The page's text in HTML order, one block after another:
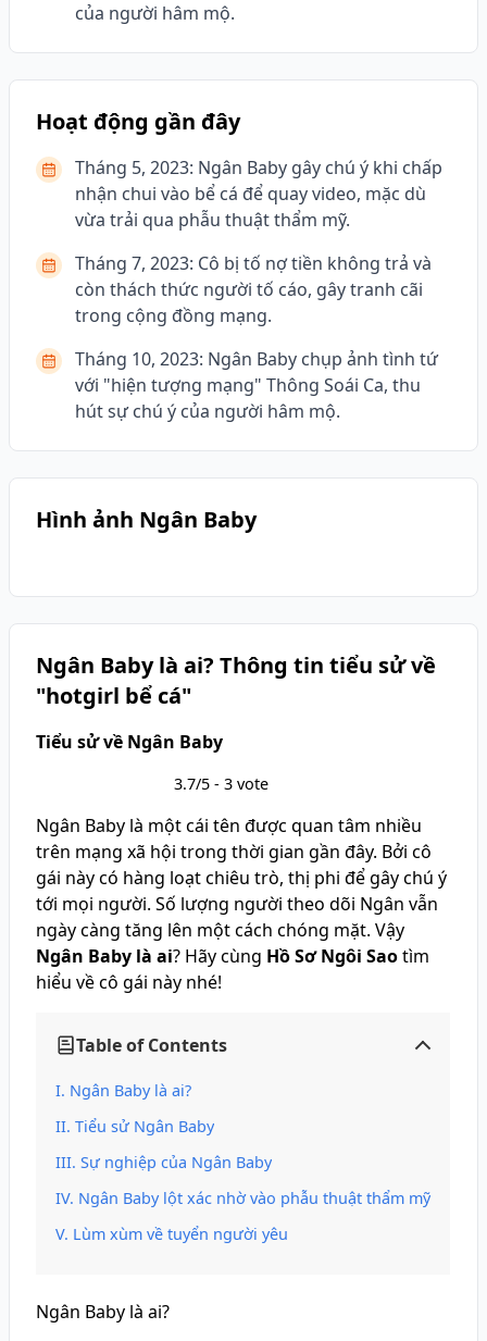
của người hâm mộ.
Hoạt động gần đây
Tháng 5, 2023: Ngân Baby gây chú ý khi chấp
nhận chui vào bể cá để quay video, mặc dù
vừa trải qua phẫu thuật thẩm mỹ.
Tháng 7, 2023: Cô bị tố nợ tiền không trả và
còn thách thức người tố cáo, gây tranh cãi
trong cộng đồng mạng.
Tháng 10, 2023: Ngân Baby chụp ảnh tình tứ
với "hiện tượng mạng" Thông Soái Ca, thu
hút sự chú ý của người hâm mộ.
Hình ảnh Ngân Baby
Ngân Baby là ai? Thông tin tiểu sử về
"hotgirl bể cá"
Tiểu sử về Ngân Baby
3.7/5 - 3 vote
Ngân Baby là một cái tên được quan tâm nhiều
trên mạng xã hội trong thời gian gần đây. Bởi cô
gái này có hàng loạt chiêu trò, thị phi để gây chú ý
tới mọi người. Số lượng người theo dõi Ngân vẫn
ngày càng tăng lên một cách chóng mặt. Vậy
Ngân Baby là ai? Hãy cùng Hồ Sơ Ngôi Saotìm
hiểu về cô gái này nhé!
Table of Contents
Ngân Baby là ai?
Tiểu sử Ngân Baby
Sự nghiệp của Ngân Baby
Ngân Baby lột xác nhờ vào phẫu thuật thẩm mỹ
Lùm xùm về tuyển người yêu
Ngân Baby là ai?